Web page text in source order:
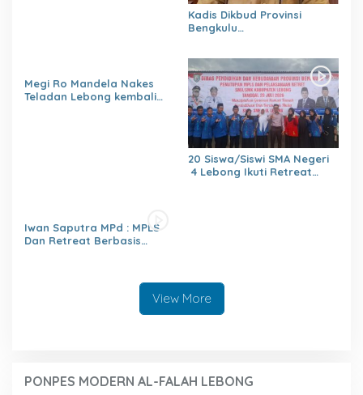
Kadis Dikbud Provinsi
Bengkulu
Pendidikan Memberikan
Laporan Secara Berjenjang
Megi Ro Mandela Nakes
Teladan Lebong kembali
20 Siswa/Siswi SMA Negeri
4 Lebong Ikuti Retreat
Iwan Saputra MPd : MPLS
Dan Retreat Berbasis
Menghargai,Kedisiplinan,NilView More
PONPES MODERN AL-FALAH LEBONG